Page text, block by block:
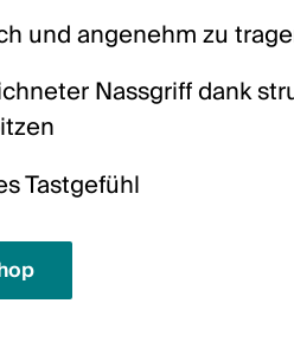
und angenehm zu
Nassgriff dank
Tastgefühl